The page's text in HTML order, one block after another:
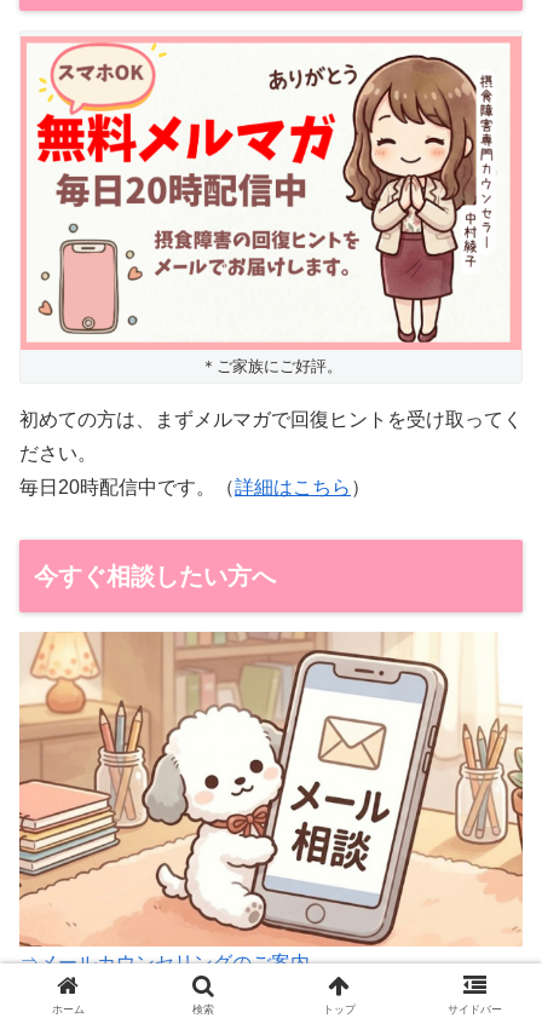
＊ご家族にご好評。
初めての方は、まずメルマガで回復ヒントを受け取ってく
ださい。
毎日20時配信中です。（詳細はこちら ）
今すぐ相談したい方へ
⇒メールカウンセリングのご案内
ホーム 検索 トップ サイドバー